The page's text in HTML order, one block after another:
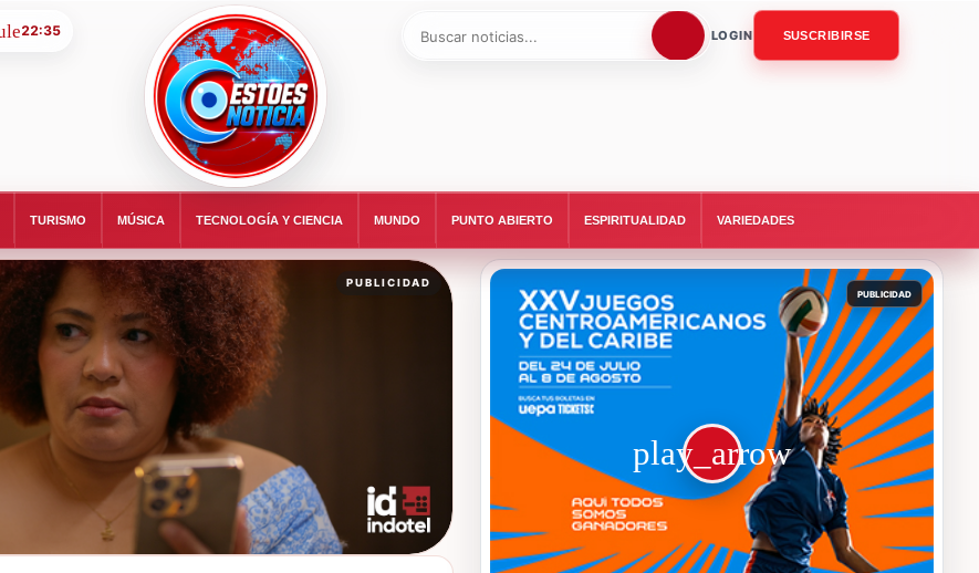
22:35
ESTOESNOTICIA|NOTICIAS
LOGIN SUSCRIBIRSE
TURISMO MÚSICA TECNOLOGÍA Y CIENCIA MUNDO PUNTO ABIERTO ESPIRITUALIDAD VARIEDADES
PUBLICIDAD